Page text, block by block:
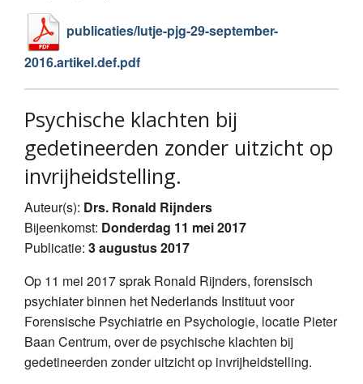
publicaties/lutje-pjg-29-september-
2016.artikel.def.pdf
Psychische klachten bij
gedetineerden zonder uitzicht op
invrijheidstelling.
Auteur(s): Drs. Ronald Rijnders
Bijeenkomst: Donderdag 11 mei 2017
Publicatie: 3 augustus 2017
Op 11 mei 2017 sprak Ronald Rijnders, forensisch
psychiater binnen het Nederlands Instituut voor
Forensische Psychiatrie en Psychologie, locatie Pieter
Baan Centrum, over de psychische klachten bij
gedetineerden zonder uitzicht op invrijheidstelling.